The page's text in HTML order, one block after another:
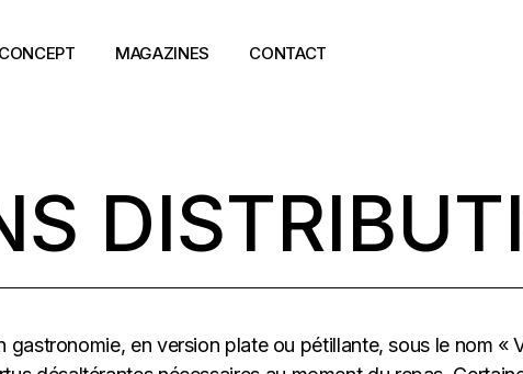
CONCEPT MAGAZINES CONTACT
en version plate ou pétillante, sous le nom «